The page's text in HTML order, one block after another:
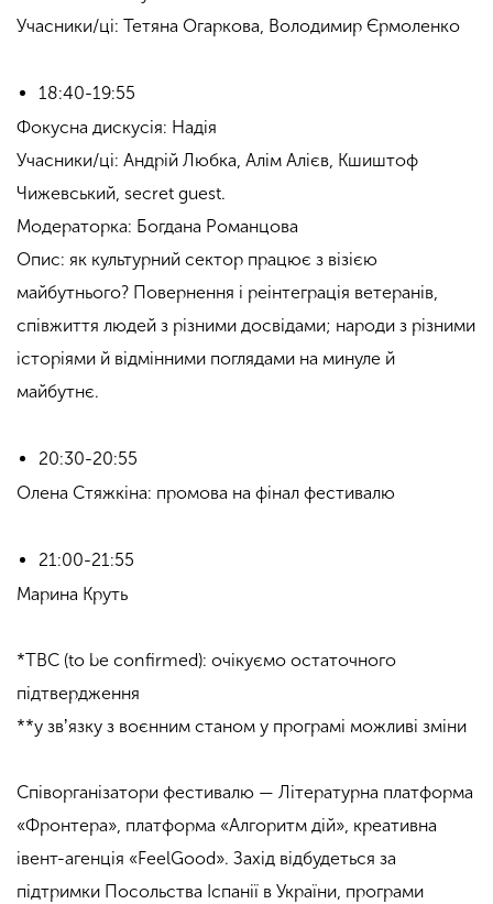
Учасники/ці: Тетяна Огаркова, Володимир Єрмоленко
18:40-19:55
Фокусна дискусія: Надія
Учасники/ці: Андрій Любка, Алім Алієв, Кшиштоф
Чижевський, secret guest.
Модераторка: Богдана Романцова
Опис: як культурний сектор працює з візією
майбутнього? Повернення і реінтеграція ветеранів,
співжиття людей з різними досвідами; народи з різними
історіями й відмінними поглядами на минуле й
майбутнє.
20:30-20:55
Олена Стяжкіна: промова на фінал фестивалю
21:00-21:55
Марина Круть
*TBC (to be confirmed): очікуємо остаточного
підтвердження
**у звʼязку з воєнним станом у програмі можливі зміни
Співорганізатори фестивалю — Літературна платформа
«Фронтера», платформа «Алгоритм дій», креативна
івент-агенція «FeelGood». Захід відбудеться за
підтримки Посольства Іспанії в України, програми